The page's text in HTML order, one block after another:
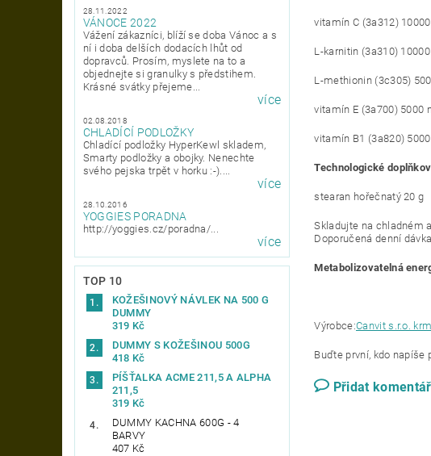
28.11.2022
VÁNOCE 2022
Vážení zákazníci, blíží se doba Vánoc a s
ní i doba delších dodacích lhůt od
dopravců. Prosím, myslete na to a
objednejte si granulky s předstihem.
Krásné svátky přejeme...
více
02.08.2018
CHLADÍCÍ PODLOŽKY
Chladící podložky HyperKewl skladem,
Smarty podložky a obojky. Nenechte
svého pejska trpět v horku :-)....
více
28.10.2016
YOGGIES PORADNA
http://yoggies.cz/poradna/...
více
TOP 10
KOŽEŠINOVÝ NÁVLEK NA 500 G
DUMMY
319 Kč
DUMMY S KOŽEŠINOU 500G
418 Kč
PÍŠŤALKA ACME 211,5 A ALPHA
211,5
319 Kč
DUMMY KACHNA 600G - 4
BARVY
407 Kč
vitamín C (3a312)
L-karnitin (3a310)
L-methionin (3c305)
vitamín E (3a700) 5000
vitamín B1 (3a820)
Technologické
stearan hořečnatý 20 g
Skladujte na chladném
Doporučená denní
Metabolizovatelná
Výrobce:Canvit s.r.o.
Buďte první, kdo napíše
Přidat komentář